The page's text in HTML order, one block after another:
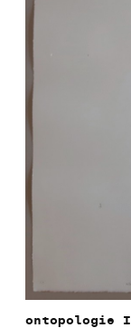
ontopologie